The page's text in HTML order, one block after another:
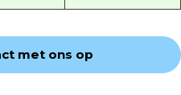
met ons op